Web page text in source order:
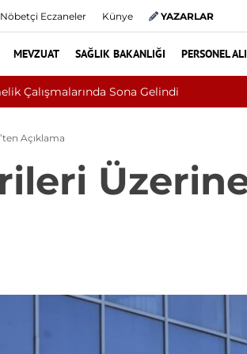
Nöbetçi Eczaneler Künye YAZARLAR
MEVZUAT SAĞLIK BAKANLIĞI PERSONEL
Çıktı: Ameliyattan 60 Dikişle Uyandı
Açıklama